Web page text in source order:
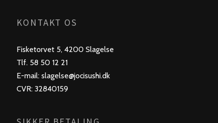
KONTAKT OS
Fisketorvet 5, 4200 Slagelse
Tlf. 58 50 12 21
E-mail: slagelse@jocisushi.dk
CVR: 32840159